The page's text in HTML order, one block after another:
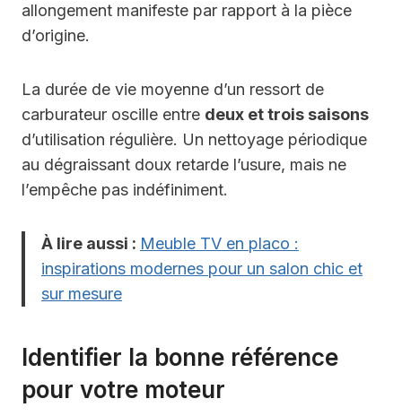
allongement manifeste par rapport à la pièce
d’origine.
La durée de vie moyenne d’un ressort de
carburateur oscille entre deux et trois saisons
d’utilisation régulière. Un nettoyage périodique
au dégraissant doux retarde l’usure, mais ne
l’empêche pas indéfiniment.
À lire aussi : Meuble TV en placo :
inspirations modernes pour un salon chic et
sur mesure
Identifier la bonne référence
pour votre moteur